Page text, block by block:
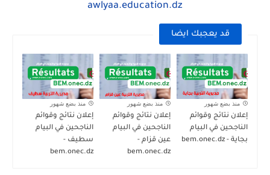
awlyaa.education.dz
قد يعجبك ايضا
منذ بضع شهور
إعلان نتائج وقوائم
الناجحين في البيام
بجاية - bem.onec.dz
منذ بضع شهور
إعلان نتائج وقوائم
الناجحين في البيام
عين قزام -
bem.onec.dz
منذ بضع شهور
إعلان نتائج وقوائم
الناجحين في البيام
سطيف -
bem.onec.dz